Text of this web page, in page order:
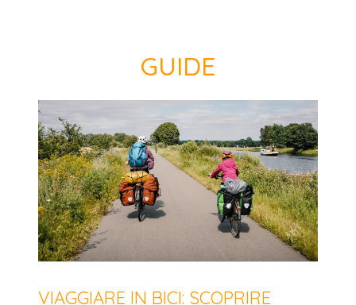
GUIDE
VIAGGIARE IN BICI: SCOPRIRE